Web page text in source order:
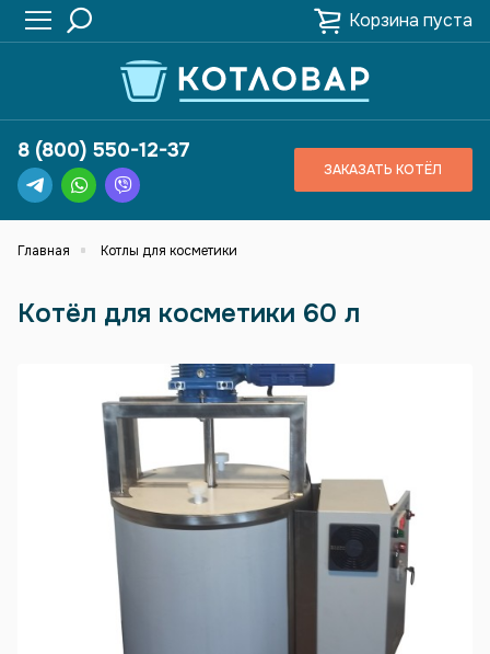
Корзина пуста
8 (800) 550-12-37
ЗАКАЗАТЬ КОТЁЛ
Главная Котлы для косметики
Котёл для косметики 60 л